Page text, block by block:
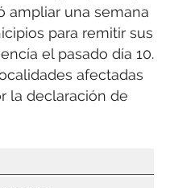
ampliar una semana
para remitir sus
el pasado día 10.
afectadas
la declaración de